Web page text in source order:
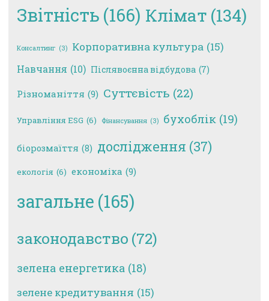
Звітність (166) Клімат (134)
Консалтинг (3) Корпоративна культура (15)
Навчання (10) Післявоєнна відбудова (7)
Різноманіття (9) Суттєвість (22)
Управління ESG (6) Фінансування (3) бухоблік (19)
біорозмаїття (8) дослідження (37)
екологія (6) економіка (9)
загальне (165)
законодавство (72)
зелена енергетика (18)
зелене кредитування (15)